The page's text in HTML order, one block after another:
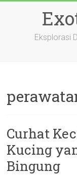
Eksplorasi
Curhat
Kucing
Bingung